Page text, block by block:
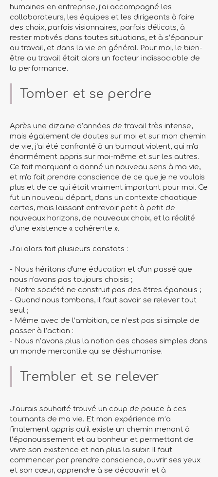
humaines en entreprise, j’ai accompagné les
collaborateurs, les équipes et les dirigeants à faire
des choix, parfois visionnaires, parfois délicats, à
rester motivés dans toutes situations, et à s’épanouir
au travail, et dans la vie en général. Pour moi, le bien-
être au travail était alors un facteur indissociable de
la performance.
Tomber et se perdre
Après une dizaine d’années de travail très intense,
mais également de doutes sur moi et sur mon chemin
de vie, j'ai été confronté à un burnout violent, qui m'a
énormément appris sur moi-même et sur les autres.
Ce fait marquant a donné un nouveau sens à ma vie,
et m'a fait prendre conscience de ce que je ne voulais
plus et de ce qui était vraiment important pour moi. Ce
fut un nouveau départ, dans un contexte chaotique
certes, mais laissant entrevoir petit à petit de
nouveaux horizons, de nouveaux choix, et la réalité
d’une existence « cohérente ».
J’ai alors fait plusieurs constats :
- Nous héritons d'une éducation et d'un passé que
nous n'avons pas toujours choisis ;
- Notre société ne construit pas des êtres épanouis ;
- Quand nous tombons, il faut savoir se relever tout
seul ;
- Même avec de l’ambition, ce n’est pas si simple de
passer à l’action :
- Nous n’avons plus la notion des choses simples dans
un monde mercantile qui se déshumanise.
Trembler et se relever
J’aurais souhaité trouvé un coup de pouce à ces
tournants de ma vie. Et mon expérience m’a
finalement appris qu’il existe un chemin menant à
l’épanouissement et au bonheur et permettant de
vivre son existence et non plus la subir. Il faut
commencer par prendre conscience, ouvrir ses yeux
et son cœur, apprendre à se découvrir et à